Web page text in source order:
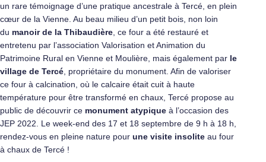
un rare témoignage d’une pratique ancestrale à Tercé, en plein
cœur de la Vienne. Au beau milieu d’un petit bois, non loin
du manoir de la Thibaudière , ce four a été restauré et
entretenu par l’association Valorisation et Animation du
Patrimoine Rural en Vienne et Moulière, mais également par le
village de Tercé , propriétaire du monument. Afin de valoriser
ce four à calcination, où le calcaire était cuit à haute
température pour être transformé en chaux, Tercé propose au
public de découvrir ce monument atypique à l’occasion des
JEP 2022. Le week-end des 17 et 18 septembre de 9 h à 18 h,
rendez-vous en pleine nature pour une visite insolite au four
à chaux de Tercé !